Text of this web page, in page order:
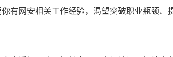
有网安相关工作经验，渴望突破职业瓶颈、